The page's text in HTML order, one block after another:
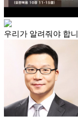
우리가 알려줘야 합